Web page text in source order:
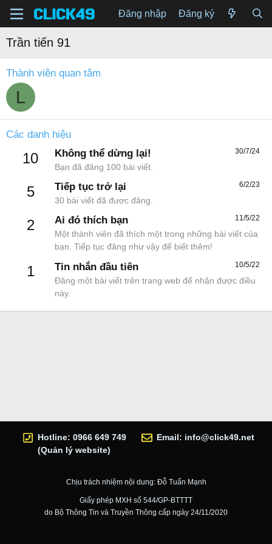
Đăng nhập Đăng ký
Trần tiến 91
Thành viên quan tâm
L
Các danh hiệu
10 30/7/24
Không thể dừng lại!
Bạn đã đăng 100 bài viết.
5 6/2/23
Tiếp tục trở lại
30 bài viết đã được đăng.
2 11/5/22
Ai đó thích bạn
Một thành viên đã thích một trong những bài viết của
bạn. Tiếp tục đăng như vậy để biết thêm!
1 10/5/22
Tin nhắn đầu tiên
Đăng một bài viết trên trang web để nhận được điều
này.
Hotline: 0966 649 749
(Quản lý website)
Email: info@click49.net
Chịu trách nhiệm nội dung: Đỗ Tuấn Mạnh
Giấy phép MXH số 544/GP-BTTTT
do Bộ Thông Tin và Truyền Thông cấp ngày 24/11/2020